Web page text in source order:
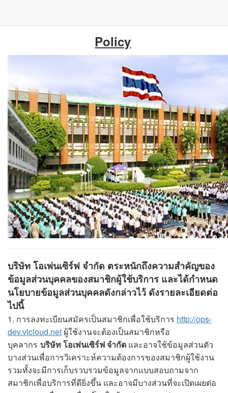
Policy
บริษัท โอเพ่นเซิร์ฟ จำกัด ตระหนักถึงความสำคัญของ
ข้อมูลส่วนบุคคลของสมาชิกผู้ใช้บริการ และได้กำหนด
นโยบายข้อมูลส่วนบุคคลดังกล่าวไว้ ดังรายละเอียดต่อ
ไปนี้
1. การลงทะเบียนสมัครเป็นสมาชิกเพื่อใช้บริการ http://ops-
dev.vlcloud.net ผู้ใช้งานจะต้องเป็นสมาชิกหรือ
บุคลากร บริษัท โอเพ่นเซิร์ฟ จำกัด และอาจใช้ข้อมูลส่วนตัว
บางส่วนเพื่อการวิเคราะห์ความต้องการของสมาชิกผู้ใช้งาน
รวมทั้งจะมีการเก็บรวบรวมข้อมูลจากแบบสอบถามจาก
สมาชิกเพื่อบริการที่ดียิ่งขึ้น และอาจมีบางส่วนที่จะเปิดเผยต่อ